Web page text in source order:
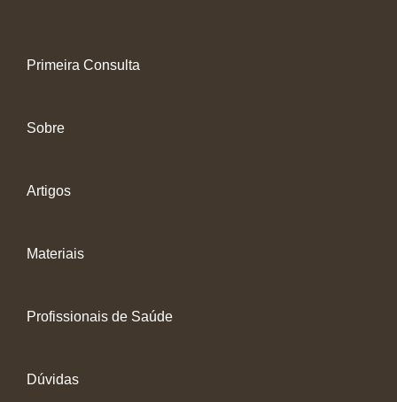
Primeira Consulta
Sobre
Artigos
Materiais
Profissionais de Saúde
Dúvidas